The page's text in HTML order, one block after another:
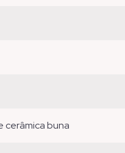
cerâmica buna